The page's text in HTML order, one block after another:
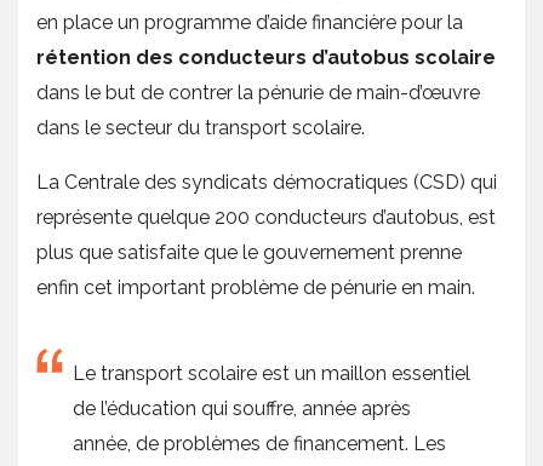
en place un programme d’aide financière pour la
rétention des conducteurs d’autobus scolaire
dans le but de contrer la pénurie de main-d’œuvre
dans le secteur du transport scolaire.
La Centrale des syndicats démocratiques (CSD) qui
représente quelque 200 conducteurs d’autobus, est
plus que satisfaite que le gouvernement prenne
enfin cet important problème de pénurie en main.
Le transport scolaire est un maillon essentiel
de l’éducation qui souffre, année après
année, de problèmes de financement. Les